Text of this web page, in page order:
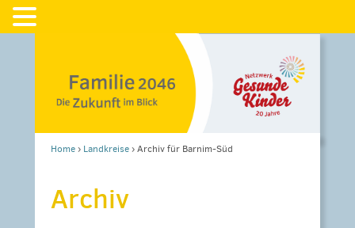
Home› Landkreise›Archiv für Barnim-Süd
Archiv